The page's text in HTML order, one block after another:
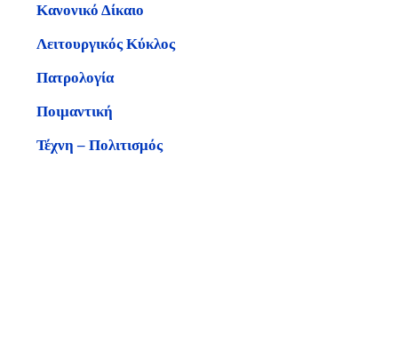
Κανονικό Δίκαιο
Λειτουργικός Κύκλος
Πατρολογία
Ποιμαντική
Τέχνη – Πολιτισμός